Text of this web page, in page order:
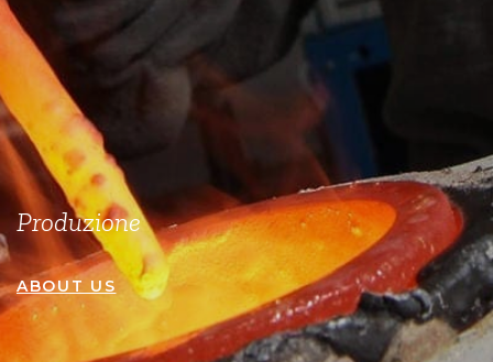
Produzione
ABOUT US